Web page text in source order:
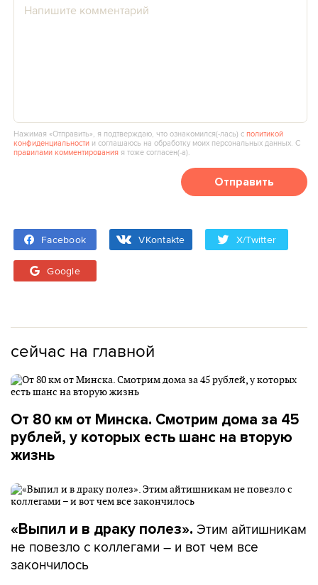
Нажимая «Отправить», я подтверждаю, что ознакомился(‑лась) сполитикой
конфиденциальности и соглашаюсь на обработку моих персональных данных. С
правилами комментирования я тоже согласен(‑а).
Отправить
Facebook VKontakte X/Twitter
Google
сейчас на главной
От 80 км от Минска. Смотрим дома за 45
рублей, у которых есть шанс на вторую
жизнь
«Выпил и в драку полез». Этим айтишникам
не повезло с коллегами – и вот чем все
закончилось